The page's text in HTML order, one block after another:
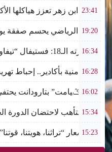
23:41
جامعة ابن زهر تعزز هياكلها
19:20
الرجاء الرياضي يحسم صفقة
16:34
في دورته الـ18: فستيفال “تيفاوين” يسلط الضوء على زي “أدال” الأمازيغي ويكرم رائدات التطريز والتصميم بالـأطلس الصغير
16:28
ضربة أمنية بأكادير.. إحباط تهريب 7300 قرص “إكستازي” وتوقيف عنصرين من ذوي
16:02
دوار “تݣيامت” بتارودانت
15:34
أكادير تتأهب لاحتضان
15:23
تحت شعار “تراثنا، هويتنا،